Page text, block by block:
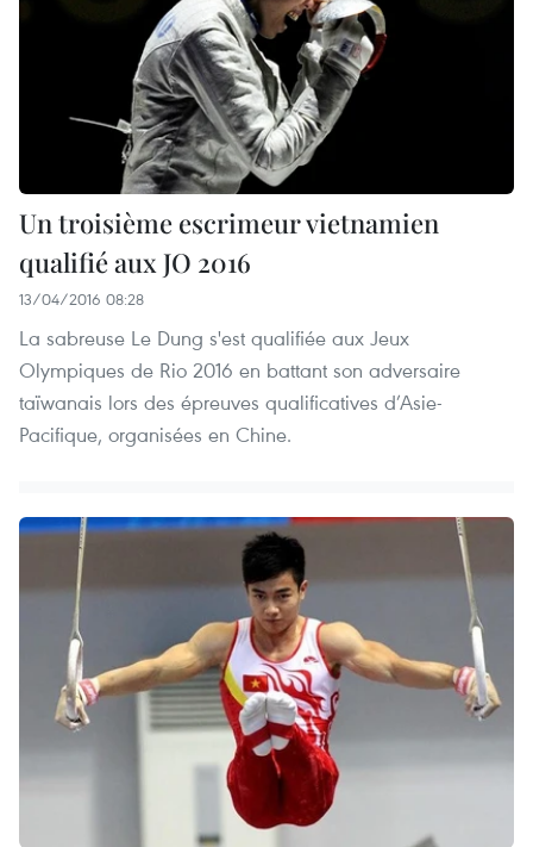
Un troisième escrimeur vietnamien
qualifié aux JO 2016
13/04/2016 08:28
La sabreuse Le Dung s'est qualifiée aux Jeux
Olympiques de Rio 2016 en battant son adversaire
taïwanais lors des épreuves qualificatives d’Asie-
Pacifique, organisées en Chine.